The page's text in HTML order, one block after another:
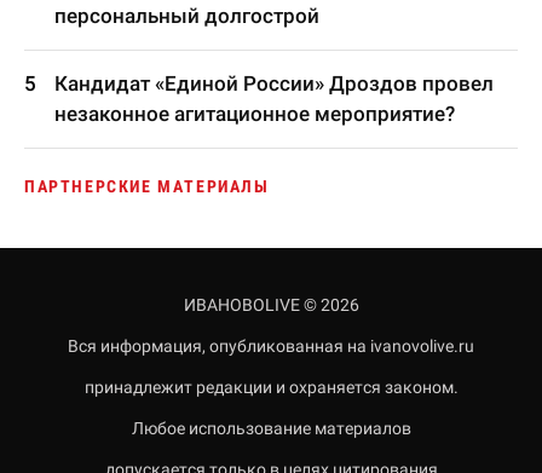
персональный долгострой
Кандидат «Единой России» Дроздов провел
незаконное агитационное мероприятие?
ПАРТНЕРСКИЕ МАТЕРИАЛЫ
ИВАНОВОLIVE © 2026
Вся информация, опубликованная на ivanovolive.ru
принадлежит редакции и охраняется законом.
Любое использование материалов